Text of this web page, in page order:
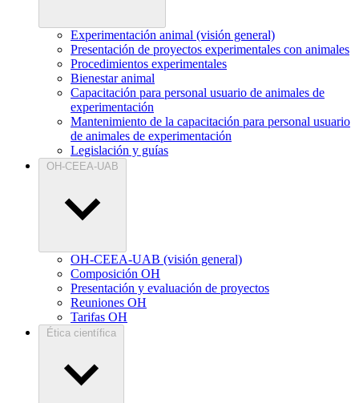
Experimentación animal (visión general)
Presentación de proyectos experimentales con animales
Procedimientos experimentales
Bienestar animal
Capacitación para personal usuario de animales de
experimentación
Mantenimiento de la capacitación para personal usuario
de animales de experimentación
Legislación y guías
OH-CEEA-UAB
OH-CEEA-UAB (visión general)
Composición OH
Presentación y evaluación de proyectos
Reuniones OH
Tarifas OH
Ética científica